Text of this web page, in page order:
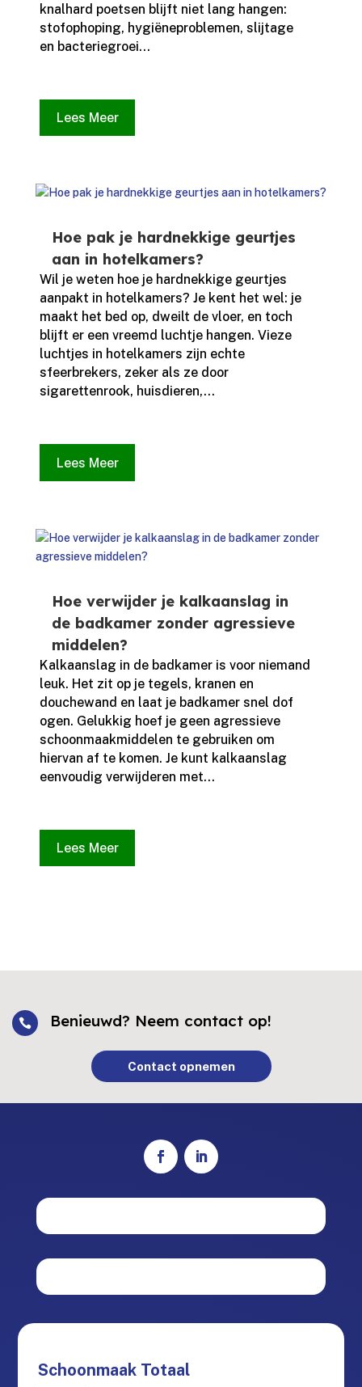
knalhard poetsen blijft niet lang hangen:
stofophoping, hygiëneproblemen, slijtage
en bacteriegroei...
Lees Meer
Hoe pak je hardnekkige geurtjes
aan in hotelkamers?
Wil je weten hoe je hardnekkige geurtjes
aanpakt in hotelkamers? Je kent het wel: je
maakt het bed op, dweilt de vloer, en toch
blijft er een vreemd luchtje hangen.​ Vieze
luchtjes in hotelkamers zijn echte
sfeerbrekers, zeker als ze door
sigarettenrook, huisdieren,...
Lees Meer
Hoe verwijder je kalkaanslag in
de badkamer zonder agressieve
middelen?
Kalkaanslag in de badkamer is voor niemand
leuk.​ Het zit op je tegels, kranen en
douchewand en laat je badkamer snel dof
ogen.​ Gelukkig hoef je geen agressieve
schoonmaakmiddelen te gebruiken om
hiervan af te komen.​ Je kunt kalkaanslag
eenvoudig verwijderen met...
Lees Meer
 Benieuwd? Neem contact op!
Contact opnemen
Schoonmaak Totaal